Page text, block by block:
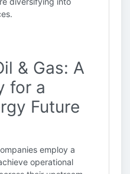
& Gas: A
for a
Future
employ a
operational